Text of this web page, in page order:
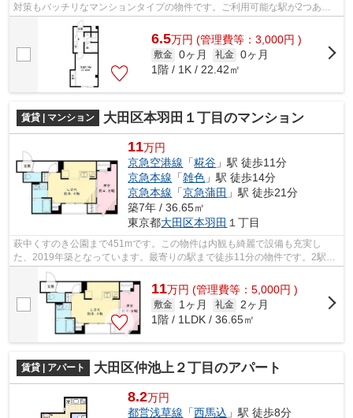
対策もバッチリなマンションタイプの物件です。ご利用可能な駅が2つあ
り、行き先に応じて乗車駅の使い分けがで...
6.5万円 (管理費等：3,000円 )
敷金 0ヶ月 礼金 0ヶ月
1階 / 1K / 22.42㎡
賃貸 | マンション 大田区本羽田１丁目のマンション
11万円
京急空港線 「糀谷 」駅 徒歩11分
京急本線 「雑色 」駅 徒歩14分
京急本線 「京急蒲田 」駅 徒歩21分
築7年 / 36.65㎡
東京都大田区本羽田 １丁目
萩中くすのき公園まで451mです。この物件は内観も綺麗で設備も充実し
た、2019年築となっています。最寄りの駅まで徒歩11分の物件です。2駅利
用できる物件は電車での移動が便利です。地...
11万円 (管理費等：5,000円 )
敷金 1ヶ月 礼金 2ヶ月
1階 / 1LDK / 36.65㎡
賃貸 | アパート 大田区仲池上２丁目のアパート
8.2万円
都営浅草線 「西馬込 」駅 徒歩8分